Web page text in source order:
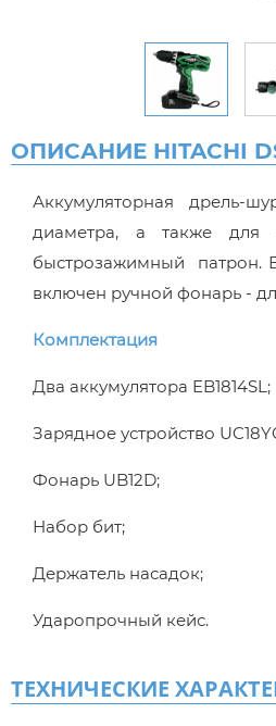
ОПИСАНИЕ HITACHI
Аккумуляторная дрель-
диаметра, а также для
быстрозажимный патрон.
включен ручной фонарь -
Комплектация
Два аккумулятора EB1814SL;
Зарядное устройство
Фонарь UB12D;
Набор бит;
Держатель насадок;
Ударопрочный кейс.
ТЕХНИЧЕСКИЕ